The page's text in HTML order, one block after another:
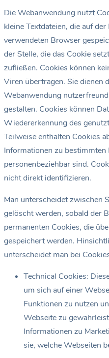
Die Webanwendung nutzt
kleine Textdateien, die auf
verwendeten Browser
der Stelle, die das Cookie
zufließen. Cookies können
Viren übertragen. Sie dienen
Webanwendung
gestalten. Cookies können
Wiedererkennung des
Teilweise enthalten Cookies
Informationen zu
personenbeziehbar sind.
nicht direkt identifizieren.
Man unterscheidet zwischen
gelöscht werden, sobald der
permanenten Cookies, die
gespeichert werden.
unterscheidet man bei
Technical Cookies:
um sich auf einer
Funktionen zu nutzen
Webseite zu
Informationen zu
sie, welche Webseiten